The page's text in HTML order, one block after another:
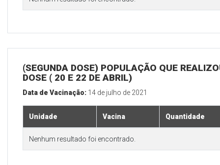
(SEGUNDA DOSE) POPULAÇÃO QUE
DOSE ( 20 E 22 DE ABRIL)
Data de Vacinação: 14 de julho de 2021
Unidade Vacina Quantidade
Nenhum resultado foi encontrado.